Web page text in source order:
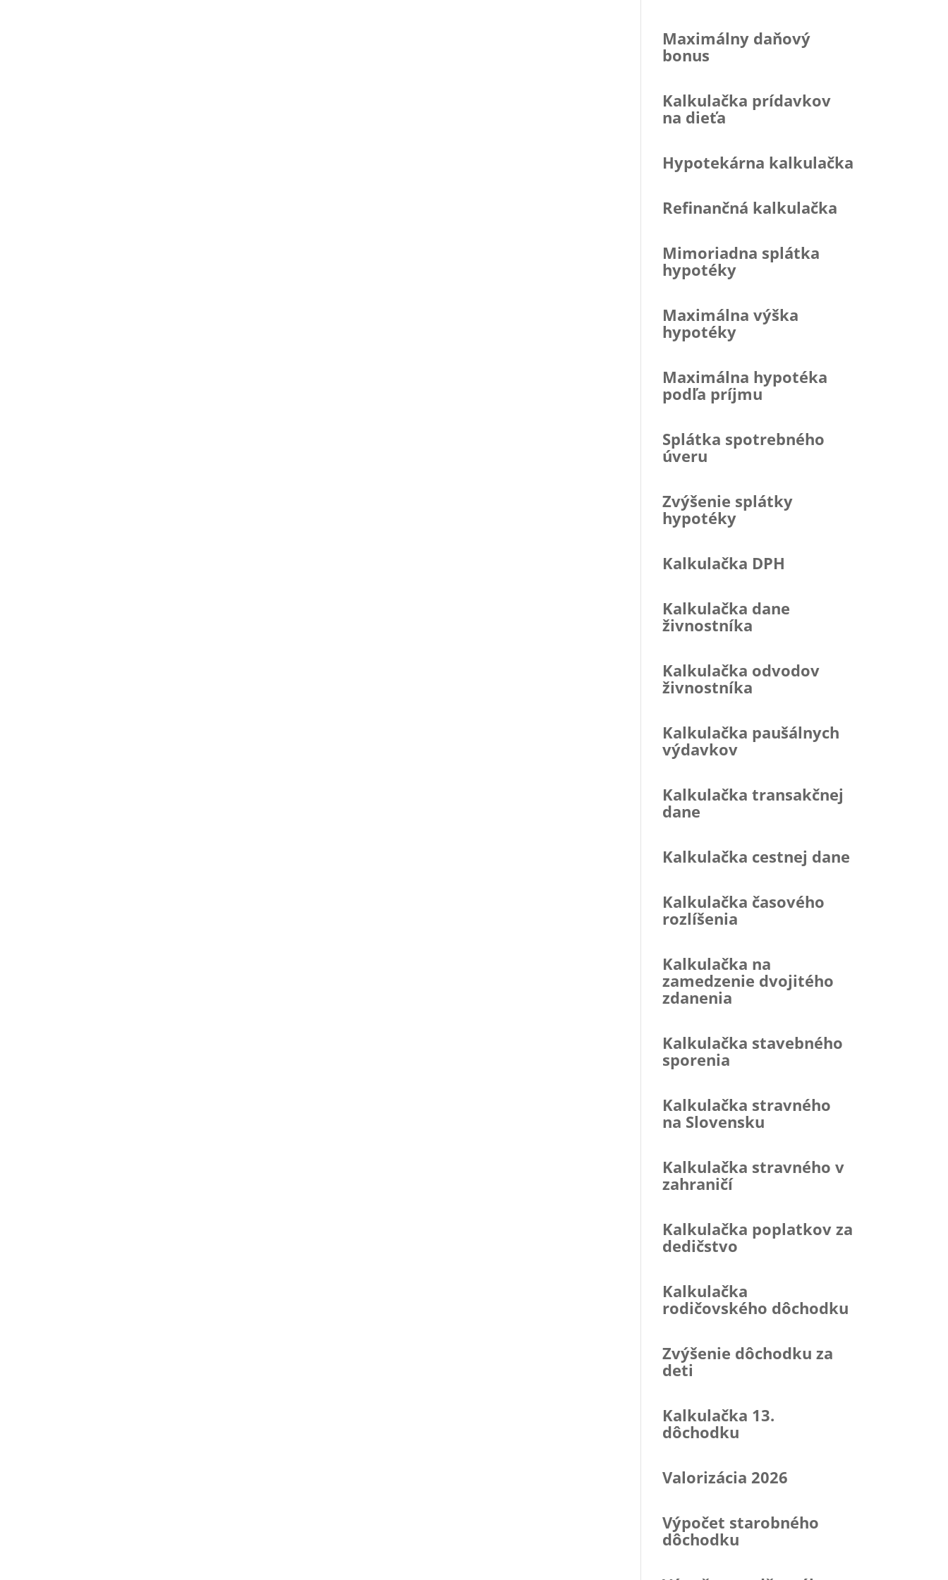
Maximálny daňový
bonus
Kalkulačka prídavkov
na dieťa
Hypotekárna kalkulačka
Refinančná kalkulačka
Mimoriadna splátka
hypotéky
Maximálna výška
hypotéky
Maximálna hypotéka
podľa príjmu
Splátka spotrebného
úveru
Zvýšenie splátky
hypotéky
Kalkulačka DPH
Kalkulačka dane
živnostníka
Kalkulačka odvodov
živnostníka
Kalkulačka paušálnych
výdavkov
Kalkulačka transakčnej
dane
Kalkulačka cestnej dane
Kalkulačka časového
rozlíšenia
Kalkulačka na
zamedzenie dvojitého
zdanenia
Kalkulačka stavebného
sporenia
Kalkulačka stravného
na Slovensku
Kalkulačka stravného v
zahraničí
Kalkulačka poplatkov za
dedičstvo
Kalkulačka
rodičovského dôchodku
Zvýšenie dôchodku za
deti
Kalkulačka 13.
dôchodku
Valorizácia 2026
Výpočet starobného
dôchodku